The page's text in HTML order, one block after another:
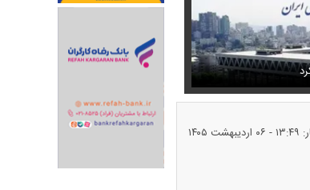
فیلم/ پزشکیان: اگر ارز ترجیحی را حذف
پیش می‌آمداستایل جدید صابر ابر در فضای مجازی